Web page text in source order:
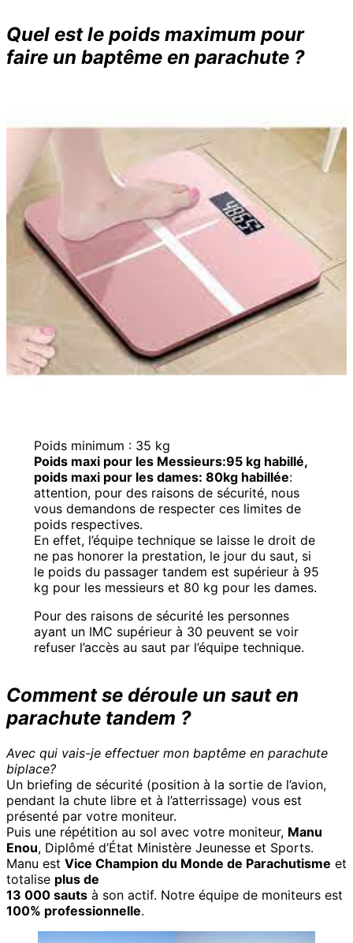
Quel est le poids maximum pour
faire un baptême en parachute ?
Poids minimum : 35 kg
Poids maxi pour les Messieurs:95 kg habillé,
poids maxi pour les dames: 80kg habillée:
attention, pour des raisons de sécurité, nous
vous demandons de respecter ces limites de
poids respectives.
En effet, l’équipe technique se laisse le droit de
ne pas honorer la prestation, le jour du saut, si
le poids du passager tandem est supérieur à 95
kg pour les messieurs et 80 kg pour les dames.
Pour des raisons de sécurité les personnes
ayant un IMC supérieur à 30 peuvent se voir
refuser l’accès au saut par l’équipe technique.
Comment se déroule un saut en
parachute tandem ?
Avec qui vais-je effectuer mon baptême en parachute
biplace?
Un briefing de sécurité (position à la sortie de l’avion,
pendant la chute libre et à l’atterrissage) vous est
présenté par votre moniteur.
Puis une répétition au sol avec votre moniteur, Manu
Enou, Diplômé d’État Ministère Jeunesse et Sports.
Manu est Vice Champion du Monde de Parachutisme et
totalise plus de
13 000 sauts à son actif. Notre équipe de moniteurs est
100% professionnelle.